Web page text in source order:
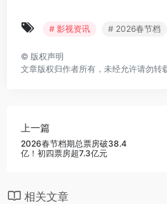
# 影视资讯 # 2026春节档
© 版权声明
文章版权归作者所有，未经允许请勿转
上一篇
2026春节档期总票房破38.4
亿！初四票房超7.3亿元
相关文章